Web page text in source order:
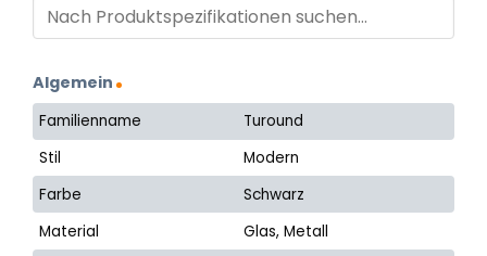
Algemein
Familienname
Turound
Stil
Modern
Farbe
Schwarz
Material
Glas, Metall